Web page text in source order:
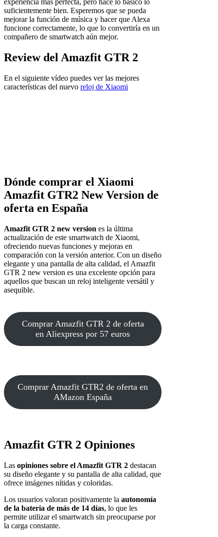
experiencia más perfecta, pero hace lo básico lo
suficientemente bien. Esperemos que se pueda
mejorar la función de música y hacer que Alexa
funcione correctamente, lo que lo convertiría en un
compañero de smartwatch aún mejor.
Review del Amazfit GTR 2
En el siguiente vídeo puedes ver las mejores
características del nuevo reloj de Xiaomi
Dónde comprar el Xiaomi
Amazfit GTR2 New Version de
oferta en España
Amazfit GTR 2 new version es la última
actualización de este smartwatch de Xiaomi,
ofreciendo nuevas funciones y mejoras en
comparación con la versión anterior. Con un diseño
elegante y una pantalla de alta calidad, el Amazfit
GTR 2 new version es una excelente opción para
aquellos que buscan un reloj inteligente versátil y
asequible.
Comprar Amazfit GTR 2 de oferta
en Aliexpress por 57 euros
Comprar Amazfit GTR2 de oferta en
AMazon España
Amazfit GTR 2 Opiniones
Las opiniones sobre el Amazfit GTR 2 destacan
su diseño elegante y su pantalla de alta calidad, que
ofrece imágenes nítidas y coloridas.
Los usuarios valoran positivamente la autonomía
de la batería de más de 14 días, lo que les
permite utilizar el smartwatch sin preocuparse por
la carga constante.